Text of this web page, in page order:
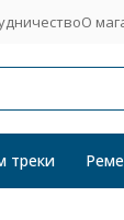
О
треки